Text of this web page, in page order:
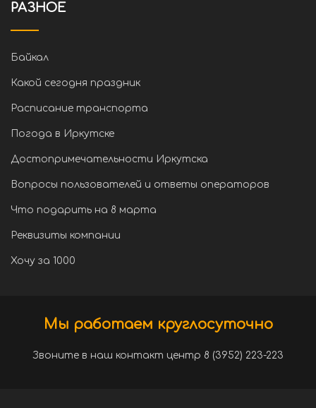
РАЗНОЕ
Байкал
Какой сегодня праздник
Расписание транспорта
Погода в Иркутске
Достопримечательности Иркутска
Вопросы пользователей и ответы операторов
Что подарить на 8 марта
Реквизиты компании
Хочу за 1000
Мы работаем круглосуточно
Звоните в наш контакт центр 8 (3952) 223-223